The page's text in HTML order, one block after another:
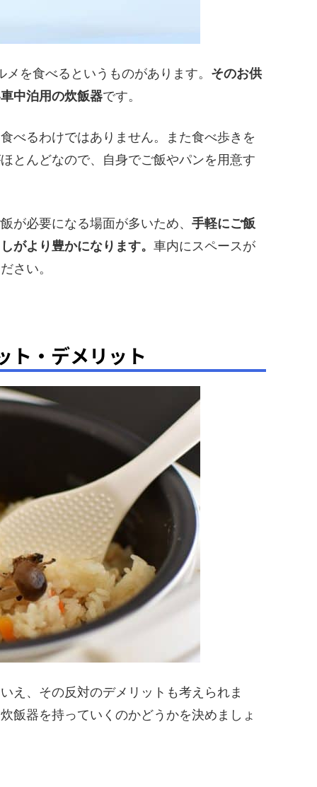
を食べるというものがあります。 そのお供
中泊用の炊飯器です。
べるわけではありません。また食べ歩きを
とんどなので、自身でご飯やパンを用意す
が必要になる場面が多いため、手軽にご飯
がより豊かになります。車内にスペースが
さい。
ト・デメリット
え、その反対のデメリットも考えられま
飯器を持っていくのかどうかを決めましょ